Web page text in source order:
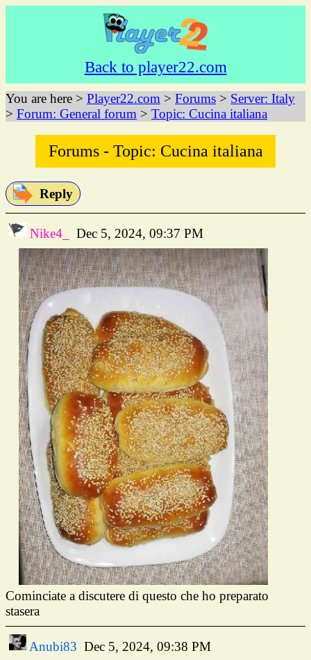
Back to player22.com
You are here > Player22.com > Forums > Server: Italy
> Forum: General forum > Topic: Cucina italiana
Forums - Topic: Cucina italiana
Reply
Nike4_ Dec 5, 2024, 09:37 PM
Cominciate a discutere di questo che ho preparato
stasera
Anubi83 Dec 5, 2024, 09:38 PM